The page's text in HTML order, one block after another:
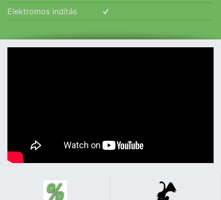
Elektromos indítás